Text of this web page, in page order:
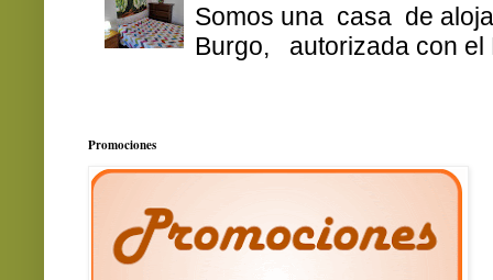
Somos una casa de
Burgo, autorizada con el
Promociones